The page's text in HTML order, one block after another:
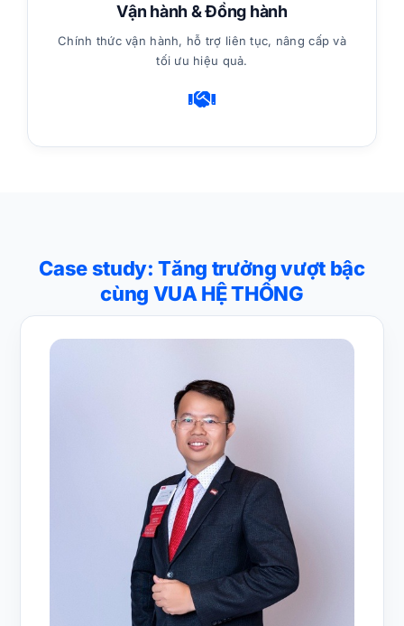
Vận hành & Đồng hành
Chính thức vận hành, hỗ trợ liên tục, nâng cấp và
tối ưu hiệu quả.
Case study: Tăng trưởng vượt bậc
cùng VUA HỆ THỐNG